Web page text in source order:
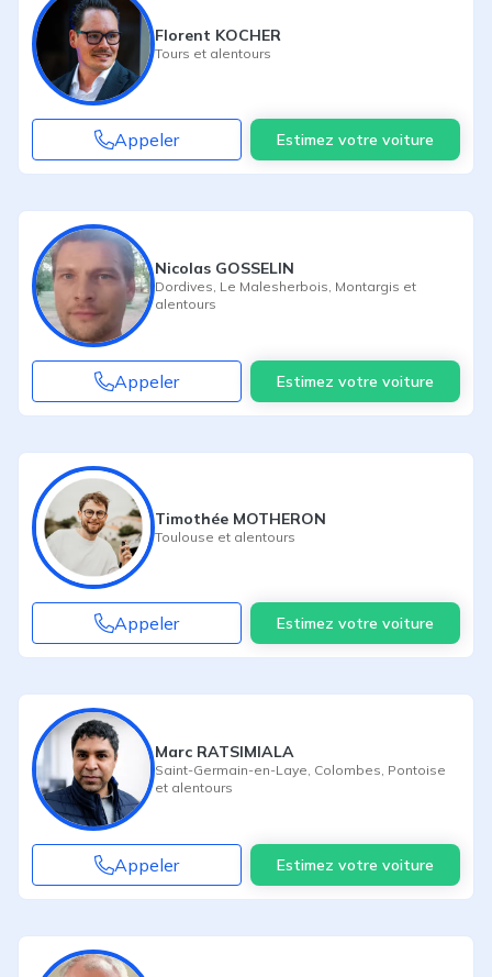
Florent KOCHER
Tours et alentours
Appeler Estimez votre voiture
Nicolas GOSSELIN
Dordives Le Malesherbois Montargis et
alentours
Appeler Estimez votre voiture
Timothée MOTHERON
Toulouse et alentours
Appeler Estimez votre voiture
Marc RATSIMIALA
Saint-Germain-en-Laye Colombes Pontoise
et alentours
Appeler Estimez votre voiture